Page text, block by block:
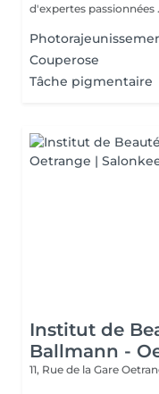
d'expertes passionnées
Couperose
Tâche pigmentaire
Institut de
Ballmann -
11, Rue de la Gare